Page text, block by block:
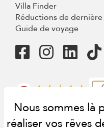
Villa Finder
Réductions de
Guide de voyage